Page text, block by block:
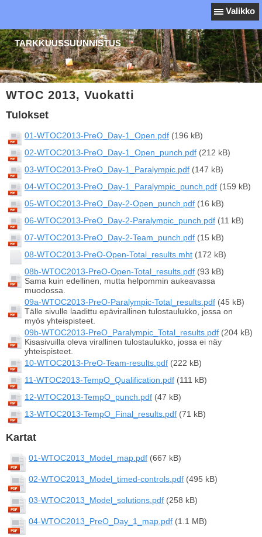
Valikko
TARKKUUSSUUNNISTUS
WTOC 2013, Vuokatti
Tulokset
01-WTOC2013-PreO_Day-1_Open.pdf (196 kB)
02-WTOC2013-PreO_Day-1_Open_punch.pdf (212 kB)
03-WTOC2013-PreO_Day-1_Paralympic.pdf (147 kB)
04-WTOC2013-PreO_Day-1_Paralympic_punch.pdf (159 kB)
05-WTOC2013-PreO_Day-2-Open_punch.pdf (16 kB)
06-WTOC2013-PreO_Day-2-Paralympic_punch.pdf (11 kB)
07-WTOC2013-PreO_Day-2-Team_punch.pdf (15 kB)
08-WTOC2013-PreO-Open-Total_results.mht (172 kB)
08b-WTOC2013-PreO-Open-Total_results.pdf (93 kB)
Sama kuin edellinen, mutta helpommin aukeavassa
muodossa.
09a-WTOC2013-PreO-Paralympic-Total_results.pdf (45 kB)
Tälle sivulle laadittu epävirallinen tulostaulukko, jossa on
myös yhteispisteet.
09b-WTOC2013-PreO_Paralympic_Total_results.pdf (204 kB)
Kisasivuilla oleva virallinen tulostaulukko, jossa ei näy
yhteispisteet.
10-WTOC2013-PreO-Team-results.pdf (222 kB)
11-WTOC2013-TempO_Qualification.pdf (111 kB)
12-WTOC2013-TempO_punch.pdf (47 kB)
13-WTOC2013-TempO_Final_results.pdf (71 kB)
Kartat
01-WTOC2013_Model_map.pdf (667 kB)
02-WTOC2013_Model_timed-controls.pdf (495 kB)
03-WTOC2013_Model_solutions.pdf (258 kB)
04-WTOC2013_PreO_Day_1_map.pdf (1.1 MB)